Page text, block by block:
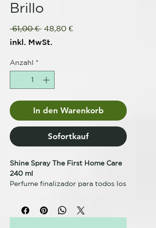
Brillo
61,00 € Standardpreis
48,80 €Sale-
inkl. MwSt.
Anzahl *
In den Warenkorb
Sofortkauf
Shine Spray The First Home Care
240 ml
Perfume finalizador para todos los
puntas abiertas sellando la